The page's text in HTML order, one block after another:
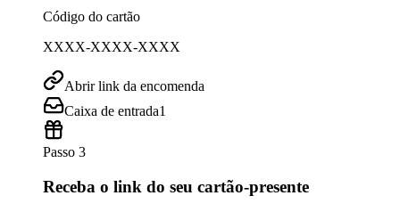
Código do cartão
XXXX-XXXX-XXXX
Abrir link da encomenda
Caixa de entrada1
Passo 3
Receba o link do seu cartão-presente